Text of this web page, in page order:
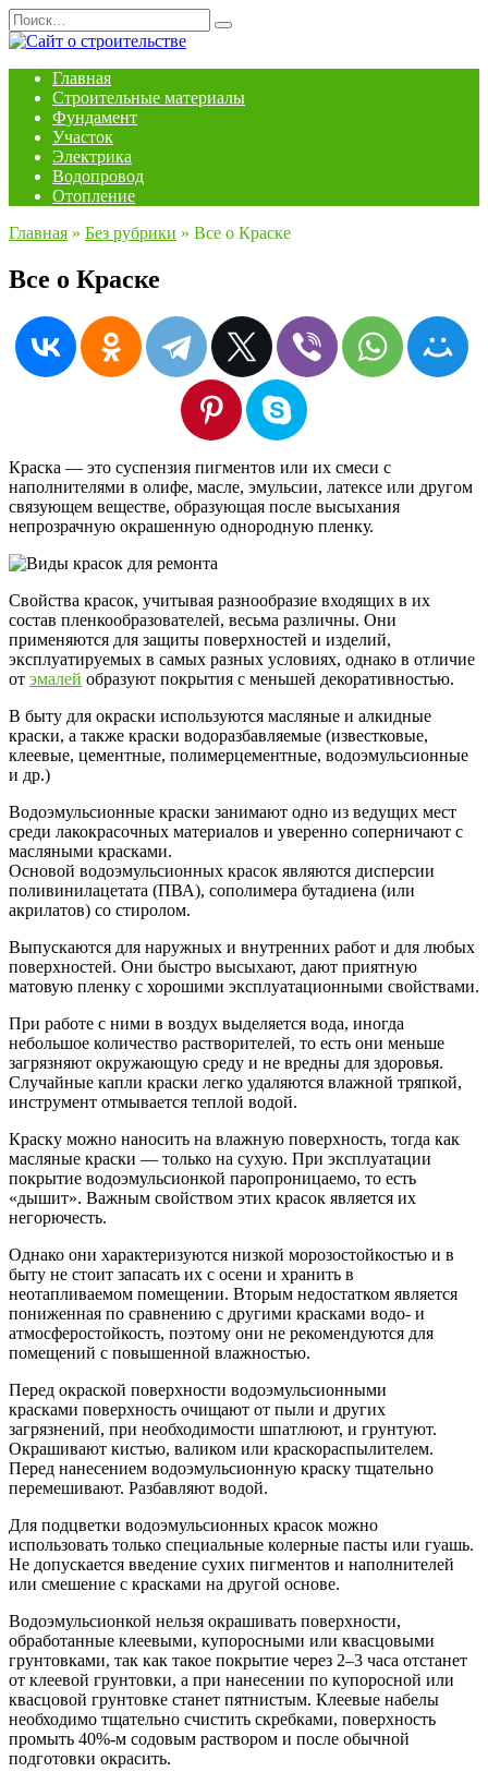
Перейти
к
содержанию
Search
for:
Главная
Строительные материалы
Фундамент
Участок
Электрика
Водопровод
Отопление
Главная » Без рубрики » Все о Краске
Все о Краске
Краска — это суспензия пигментов или их смеси с
наполнителями в олифе, масле, эмульсии, латексе или другом
связующем веществе, образующая после высыхания
непрозрачную окрашенную однородную пленку.
Свойства красок, учитывая разнообразие входящих в их
состав пленкообразователей, весьма различны. Они
применяются для защиты поверхностей и изделий,
эксплуатируемых в самых разных условиях, однако в отличие
от эмалей образуют покрытия с меньшей декоративностью.
В быту для окраски используются масляные и алкидные
краски, а также краски водоразбавляемые (известковые,
клеевые, цементные, полимерцементные, водоэмульсионные
и др.)
Водоэмульсионные краски занимают одно из ведущих мест
среди лакокрасочных материалов и уверенно соперничают с
масляными красками.
Основой водоэмульсионных красок являются дисперсии
поливинилацетата (ПВА), сополимера бутадиена (или
акрилатов) со стиролом.
Выпускаются для наружных и внутренних работ и для любых
поверхностей. Они быстро высыхают, дают приятную
матовую пленку с хорошими эксплуатационными свойствами.
При работе с ними в воздух выделяется вода, иногда
небольшое количество растворителей, то есть они меньше
загрязняют окружающую среду и не вредны для здоровья.
Случайные капли краски легко удаляются влажной тряпкой,
инструмент отмывается теплой водой.
Краску можно наносить на влажную поверхность, тогда как
масляные краски — только на сухую. При эксплуатации
покрытие водоэмульсионкой паропроницаемо, то есть
«дышит». Важным свойством этих красок является их
негорючесть.
Однако они характеризуются низкой морозостойкостью и в
быту не стоит запасать их с осени и хранить в
неотапливаемом помещении. Вторым недостатком является
пониженная по сравнению с другими красками водо- и
атмосферостойкость, поэтому они не рекомендуются для
помещений с повышенной влажностью.
Перед окраской поверхности водоэмульсионными
красками поверхность очищают от пыли и других
загрязнений, при необходимости шпатлюют, и грунтуют.
Окрашивают кистью, валиком или краскораспылителем.
Перед нанесением водоэмульсионную краску тщательно
перемешивают. Разбавляют водой.
Для подцветки водоэмульсионных красок можно
использовать только специальные колерные пасты или гуашь.
Не допускается введение сухих пигментов и наполнителей
или смешение с красками на другой основе.
Водоэмульсионкой нельзя окрашивать поверхности,
обработанные клеевыми, купоросными или квасцовыми
грунтовками, так как такое покрытие через 2–3 часа отстанет
от клеевой грунтовки, а при нанесении по купоросной или
квасцовой грунтовке станет пятнистым. Клеевые набелы
необходимо тщательно счистить скребками, поверхность
промыть 40%-м содовым раствором и после обычной
подготовки окрасить.